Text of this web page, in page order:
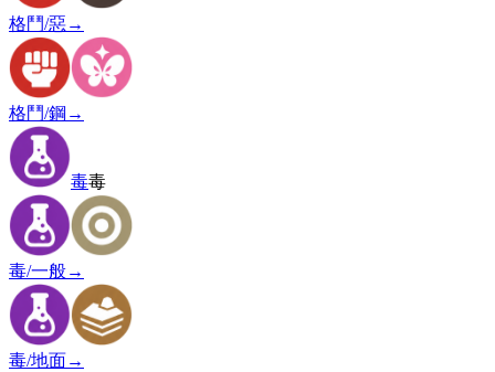
格鬥/惡→
格鬥/鋼 →
毒毒
毒/一般→
毒/地面→